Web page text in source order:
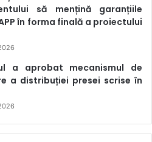
propaganda ostilă nu mai pot
deputați din opoziție au lansat
acuzând-o de lipsă de
că ar servi intereselor
să mențină garanțiile
în forma finală a proiectului
a aprobat mecanismul de
a distribuției presei scrise în